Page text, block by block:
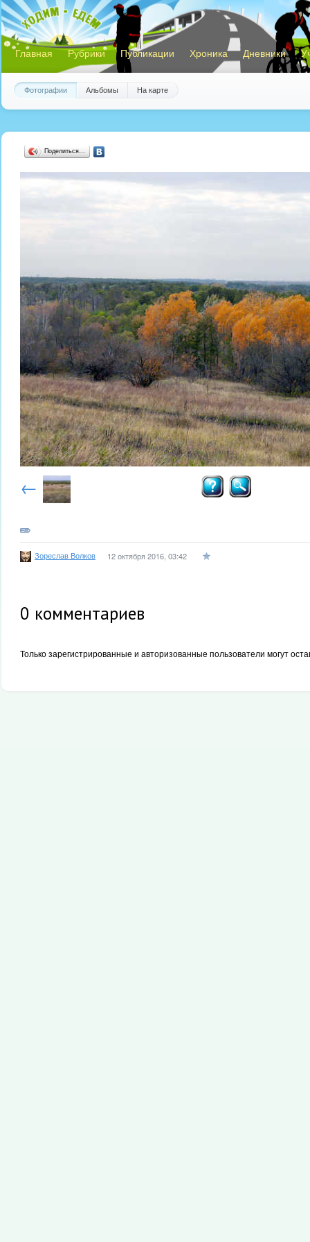
Главная Рубрики Публикации Хроника Дневники
Фотографии Альбомы На карте
Поделиться…
←
Зореслав Волков 12 октября 2016, 03:42
0 комментариев
Только зарегистрированные и авторизованные пользователи могут